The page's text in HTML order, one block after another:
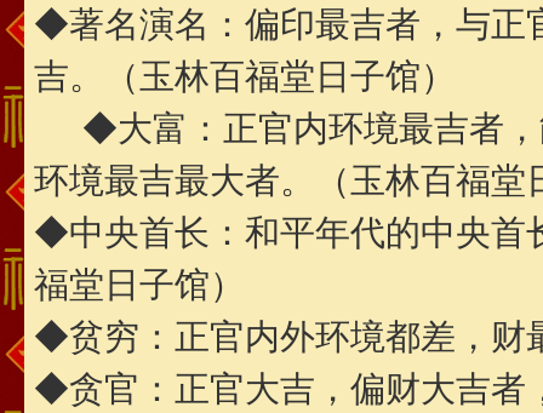
◆著名演名：偏印最吉者，与正
吉。（玉林百福堂日子馆）
◆大富：正官内环境最吉者，
环境最吉最大者。（玉林百福堂
◆中央首长：和平年代的中央首
福堂日子馆）
◆贫穷：正官内外环境都差，财
◆贪官：正官大吉，偏财大吉者